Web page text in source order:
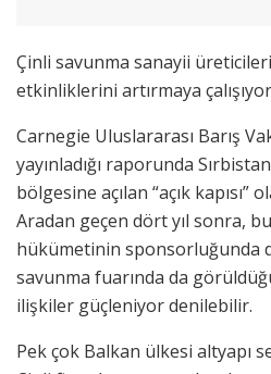
Çinli savunma sanayii
etkinliklerini artırmaya
Carnegie Uluslararası Barış
yayınladığı raporunda
bölgesine açılan “açık kapısı”
Aradan geçen dört yıl sonra,
hükümetinin sponsorluğunda
savunma fuarında da
ilişkiler güçleniyor denilebilir.
Pek çok Balkan ülkesi altyapı